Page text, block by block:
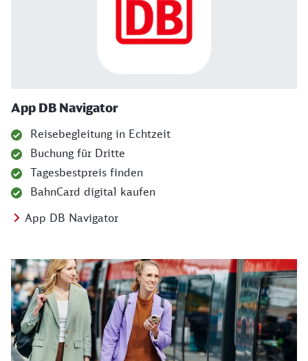
App DB Navigator
Reisebegleitung in Echtzeit
Buchung für Dritte
Tagesbestpreis finden
BahnCard digital kaufen
App DB Navigator